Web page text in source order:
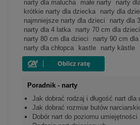
narty dla malucha
małe narty
narty
krótkie narty dla dziecka
narty dla
najmniejsze narty dla dzieci
narty dla
narty dla 4 latka
narty 70 cm dla dzieci
narty 80 cm dla dzieci
narty 90 cm dla
narty dla chłopca
kastle narty kästle
Poradnik - narty
Jak dobrać rodzaj i długość nart dla
Jak dobrać rozmiar butów
Dobór nart do poziomu umiejętności